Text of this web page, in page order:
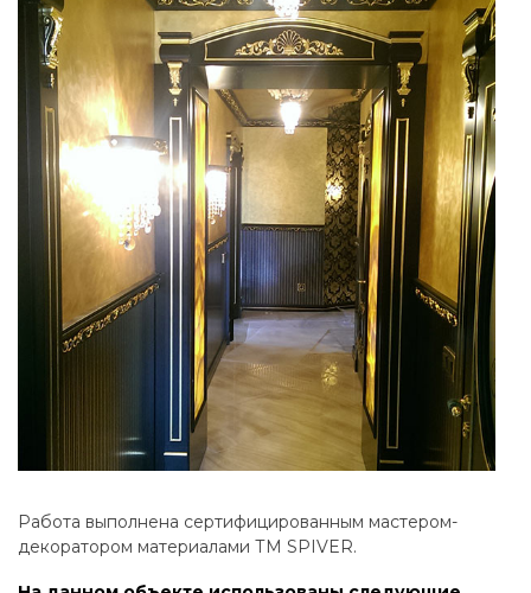
Работа выполнена сертифицированным мастером-
декоратором материалами ТМ SPIVER.